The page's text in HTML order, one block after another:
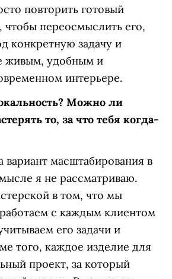
повторить готовый
чтобы переосмыслить его,
конкретную задачу и
живым, удобным и
интерьере.
Можно ли
то, за что тебя когда-
вариант масштабирования в
я не рассматриваю.
в том, что мы
с каждым клиентом
его задачи и
того, каждое изделие для
проект, за который